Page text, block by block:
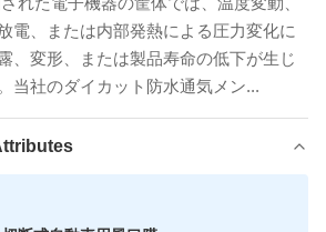
電、または内部発熱による圧力変化に
、変形、または製品寿命の低下が生じ
当社のダイカット防水通気メン...